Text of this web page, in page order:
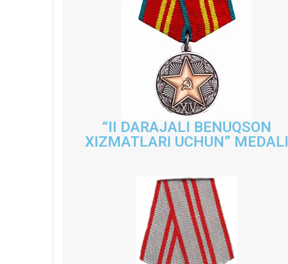
“II DARAJALI BENUQSON
XIZMATLARI UCHUN” MEDALI